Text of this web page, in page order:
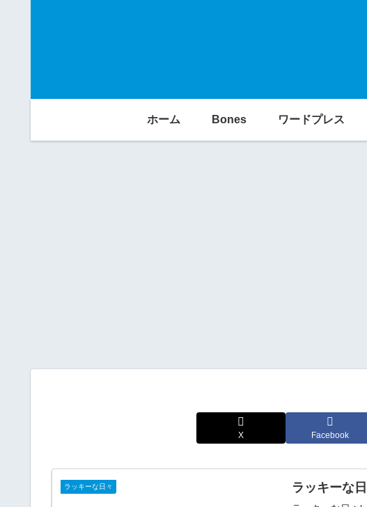
ホーム Bones ワードプレス
X Facebook
ラッキーな日々 ラッキーな